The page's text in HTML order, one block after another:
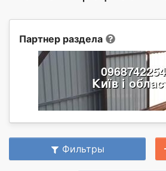
Партнер раздела
Фильтры